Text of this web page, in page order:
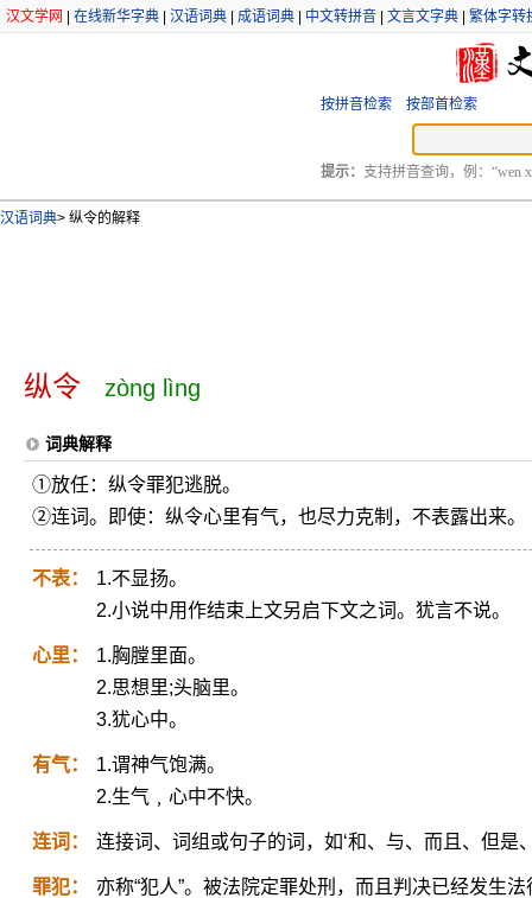
汉文学网 在线新华字典 汉语词典 成语词典 中文转拼音 文言文字典 繁体字转
按拼音检索 按部首检索
提示： 支持拼音查询，例：“wen
汉语词典> 纵令的解释
纵令 zòng lìng
词典解释
①放任：纵令罪犯逃脱。
②连词。即使：纵令心里有气，也尽力克制，不表露出来。
不表：
1.不显扬。
2.小说中用作结束上文另启下文之词。犹言不说。
心里：
1.胸膛里面。
2.思想里;头脑里。
3.犹心中。
有气：
1.谓神气饱满。
2.生气﹐心中不快。
连词： 连接词、词组或句子的词，如‘和、与、而且、但是
罪犯： 亦称“犯人”。被法院定罪处刑，而且判决已经发生